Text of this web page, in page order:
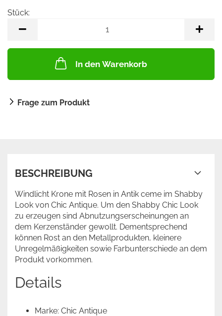
Stück:
In den Warenkorb
Frage zum Produkt
BESCHREIBUNG
Windlicht Krone mit Rosen in Antik ceme im Shabby
Look von Chic Antique. Um den Shabby Chic Look
zu erzeugen sind Abnutzungserscheinungen an
dem Kerzenständer gewollt. Dementsprechend
können Rost an den Metallprodukten, kleinere
Unregelmäßigkeiten sowie Farbunterschiede an dem
Produkt vorkommen.
Details
Marke: Chic Antique